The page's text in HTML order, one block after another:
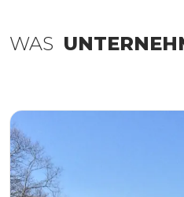
WAS